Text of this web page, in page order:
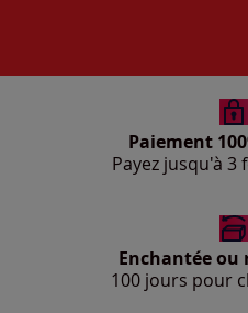
Paiement
Payez jusqu'à 3
Enchantée ou
100 jours pour